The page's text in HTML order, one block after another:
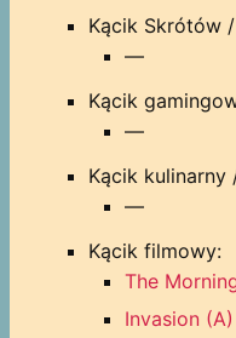
Kącik Skrótów
—
Kącik
—
Kącik kulinarny
—
Kącik filmowy:
The
Invasion (A)